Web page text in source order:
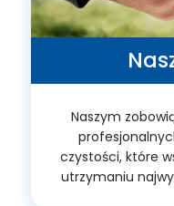
Naszym
czystości, które
utrzymaniu